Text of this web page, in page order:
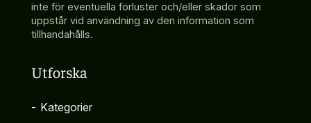
inte för eventuella förluster och/eller skador som
uppstår vid användning av den information som
tillhandahålls.
Utforska
- Kategorier